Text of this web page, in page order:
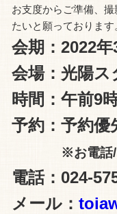
お支度からご準備、
たいと願っております
会期：2022
会場：光陽ス
時間：午前9
予約：予約優
※お電話/
電話：024-
メール：